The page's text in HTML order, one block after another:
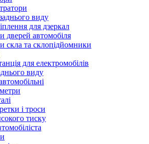
виду
для дзеркал
дверей автомобіля
скла та склопідйомники
для електромобілів
виду
і троси
тиску